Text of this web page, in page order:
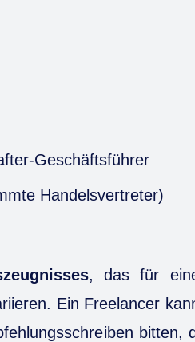
Geschäftsführer
Handelsvertreter)
, das für
Ein Freelancer
bitten,